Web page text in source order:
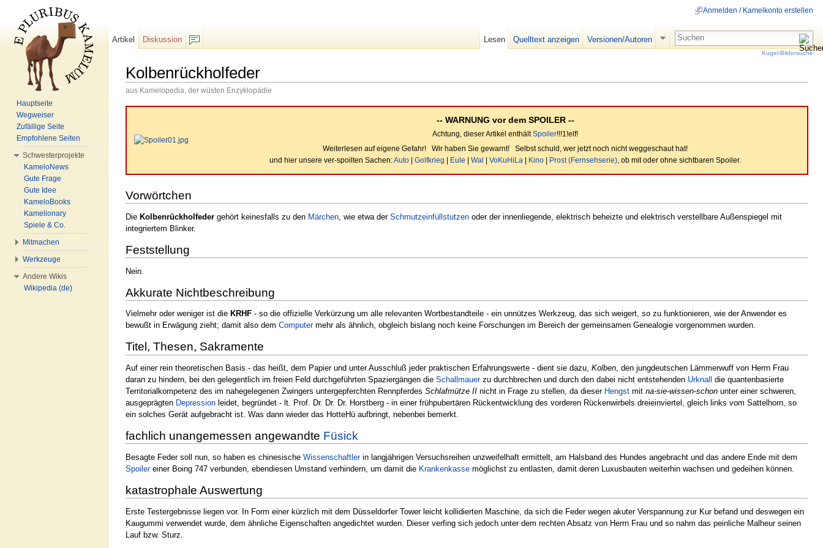
Kolbenrückholfeder
aus Kamelopedia, der wüsten Enzyklopädie
-- WARNUNG vor dem SPOILER --
Achtung, dieser Artikel enthältSpoiler!!!1!elf!
Weiterlesen auf eigene Gefahr! Wir haben Sie gewarnt! Selbst schuld, wer jetzt noch nicht weggeschaut hat!
und hier unsere ver-spoilten Sachen:Auto Golfkrieg Eule Wal VoKuHiLa Kino Prost (Fernsehserie) , ob mit oder ohne sichtbaren Spoiler.
Vorwörtchen
Die Kolbenrückholfeder gehört keinesfalls zu den Märchen , wie etwa der Schmutzeinfüllstutzen oder der innenliegende, elektrisch beheizte und elektrisch verstellbare Außenspiegel mit
integriertem Blinker.
Feststellung
Nein.
Akkurate Nichtbeschreibung
Vielmehr oder weniger ist die KRHF - so die offizielle Verkürzung um alle relevanten Wortbestandteile - ein unnützes Werkzeug, das sich weigert, so zu funktionieren, wie der Anwender es
bewußt in Erwägung zieht; damit also dem Computermehr als ähnlich, obgleich bislang noch keine Forschungen im Bereich der gemeinsamen Genealogie vorgenommen wurden.
Titel, Thesen, Sakramente
Auf einer rein theoretischen Basis - das heißt, dem Papier und unter Ausschluß jeder praktischen Erfahrungswerte - dient sie dazu, Kolben, den jungdeutschen Lämmerwuff von Herrn Frau
daran zu hindern, bei den gelegentlich im freien Feld durchgeführten Spaziergängen die Schallmauerzu durchbrechen und durch den dabei nicht entstehenden Urknall die quantenbasierte
Territorialkompetenz des im nahegelegenen Zwingers untergepferchten Rennpferdes Schlafmütze II nicht in Frage zu stellen, da dieser Hengst mit na-sie-wissen-schon unter einer schweren,
ausgeprägten Depression leidet, begründet - lt. Prof. Dr. Dr. Dr. Horstberg - in einer frühpubertären Rückentwicklung des vorderen Rückenwirbels dreieinviertel, gleich links vom Sattelhorn, so
ein solches Gerät aufgebracht ist. Was dann wieder das HotteHü aufbringt, nebenbei bemerkt.
fachlich unangemessen angewandte Füsick
Besagte Feder soll nun, so haben es chinesische Wissenschaftlerin langjährigen Versuchsreihen unzweifelhaft ermittelt, am Halsband des Hundes angebracht und das andere Ende mit dem
Spoilereiner Boing 747 verbunden, ebendiesen Umstand verhindern, um damit die Krankenkasse möglichst zu entlasten, damit deren Luxusbauten weiterhin wachsen und gedeihen können.
katastrophale Auswertung
Erste Testergebnisse liegen vor. In Form einer kürzlich mit dem Düsseldorfer Tower leicht kollidierten Maschine, da sich die Feder wegen akuter Verspannung zur Kur befand und deswegen ein
Kaugummi verwendet wurde, dem ähnliche Eigenschaften angedichtet wurden. Dieser verfing sich jedoch unter dem rechten Absatz von Herrn Frau und so nahm das peinliche Malheur seinen
Lauf bzw. Sturz.
Anmelden / Kamelkonto erstellen
Artikel
Diskussion
Lesen Quelltext anzeigen Versionen/Autoren
Kugel-Bildersuche
Hauptseite
Wegweiser
Zufällige Seite
Empfohlene Seiten
Schwesterprojekte
KameloNews
Gute Frage
Gute Idee
KameloBooks
Kamelionary
Spiele & Co.
Mitmachen
Werkzeuge
Andere Wikis
Wikipedia (de)